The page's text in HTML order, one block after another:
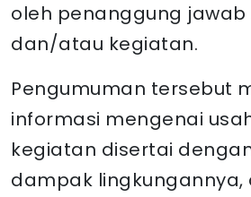
oleh penanggung jawab
dan/atau kegiatan.
Pengumuman tersebut
informasi mengenai
kegiatan disertai
dampak lingkungannya,